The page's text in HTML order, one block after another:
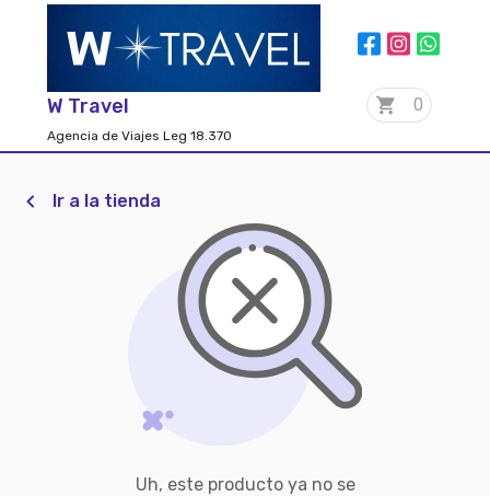
W Travel
Agencia de Viajes Leg 18.370
0
Ir a la tienda
Uh, este producto ya no se